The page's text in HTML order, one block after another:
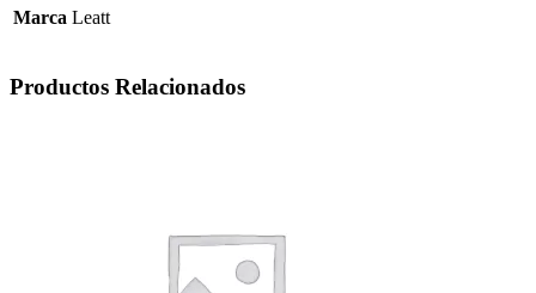
Marca Leatt
Productos Relacionados